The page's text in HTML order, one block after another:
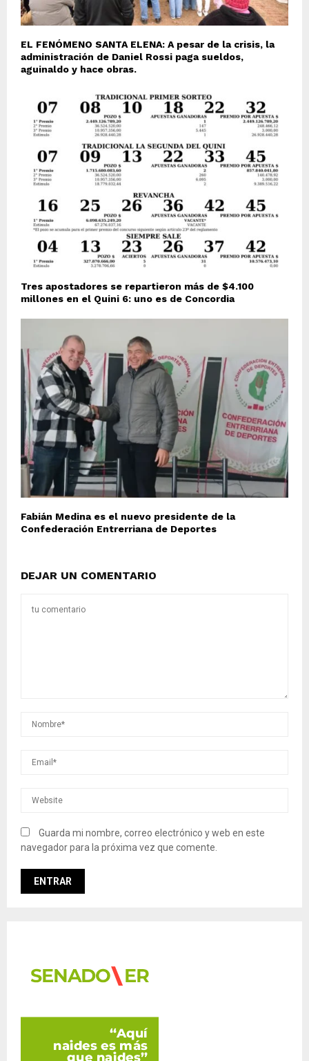
EL FENÓMENO SANTA ELENA: A pesar de la crisis, la
administración de Daniel Rossi paga sueldos,
aguinaldo y hace obras.
Tres apostadores se repartieron más de $4.100
millones en el Quini 6: uno es de Concordia
Fabián Medina es el nuevo presidente de la
Confederación Entrerriana de Deportes
DEJAR UN COMENTARIO
Guarda mi nombre, correo electrónico y web en este
navegador para la próxima vez que comente.